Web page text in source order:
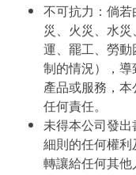
不可抗力：倘
災、火災、水
運、罷工、勞
制的情況），導
產品或服務，
任何責任。
未得本公司發出
細則的任何權
轉讓給任何其他